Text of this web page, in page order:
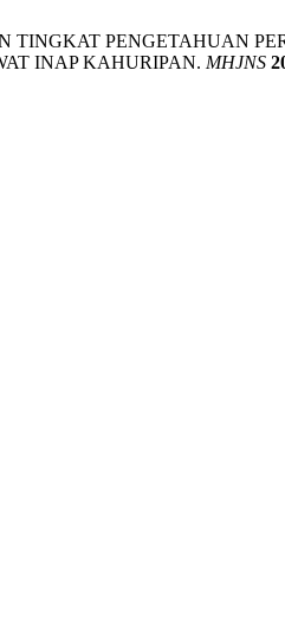
TINGKAT PENGETAHUAN
INAP KAHURIPAN. MHJNS